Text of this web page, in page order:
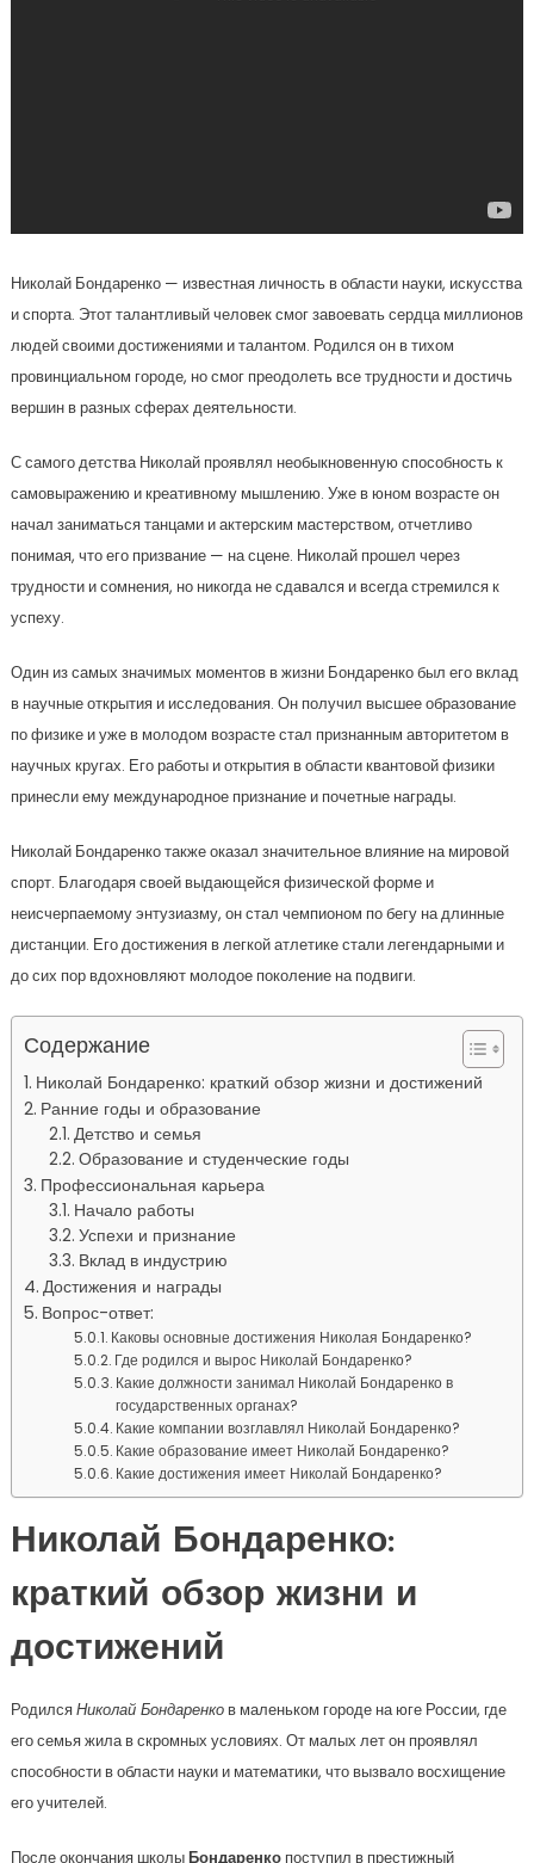
Николай Бондаренко — известная личность в области науки, искусства
и спорта. Этот талантливый человек смог завоевать сердца миллионов
людей своими достижениями и талантом. Родился он в тихом
провинциальном городе, но смог преодолеть все трудности и достичь
вершин в разных сферах деятельности.
С самого детства Николай проявлял необыкновенную способность к
самовыражению и креативному мышлению. Уже в юном возрасте он
начал заниматься танцами и актерским мастерством, отчетливо
понимая, что его призвание — на сцене. Николай прошел через
трудности и сомнения, но никогда не сдавался и всегда стремился к
успеху.
Один из самых значимых моментов в жизни Бондаренко был его вклад
в научные открытия и исследования. Он получил высшее образование
по физике и уже в молодом возрасте стал признанным авторитетом в
научных кругах. Его работы и открытия в области квантовой физики
принесли ему международное признание и почетные награды.
Николай Бондаренко также оказал значительное влияние на мировой
спорт. Благодаря своей выдающейся физической форме и
неисчерпаемому энтузиазму, он стал чемпионом по бегу на длинные
дистанции. Его достижения в легкой атлетике стали легендарными и
до сих пор вдохновляют молодое поколение на подвиги.
Содержание
Николай Бондаренко: краткий обзор жизни и достижений
Ранние годы и образование
Детство и семья
Образование и студенческие годы
Профессиональная карьера
Начало работы
Успехи и признание
Вклад в индустрию
Достижения и награды
Вопрос-ответ:
Каковы основные достижения Николая Бондаренко?
Где родился и вырос Николай Бондаренко?
Какие должности занимал Николай Бондаренко в
государственных органах?
Какие компании возглавлял Николай Бондаренко?
Какие образование имеет Николай Бондаренко?
Какие достижения имеет Николай Бондаренко?
Николай Бондаренко:
краткий обзор жизни и
достижений
РодилсяНиколай Бондаренков маленьком городе на юге России, где
его семья жила в скромных условиях. От малых лет он проявлял
способности в области науки и математики, что вызвало восхищение
его учителей.
После окончания школыБондаренкопоступил в престижный